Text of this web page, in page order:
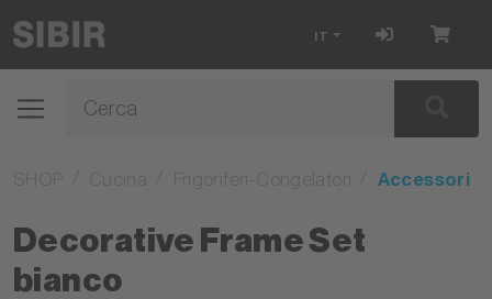
IT
Accessori
Decorative Frame Set
bianco